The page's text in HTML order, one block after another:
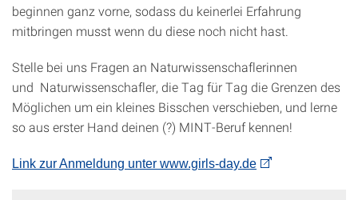
beginnen ganz vorne, sodass du keinerlei Erfahrung
mitbringen musst wenn du diese noch nicht hast.
Stelle bei uns Fragen an Naturwissenschaflerinnen
und Naturwissenschafler, die Tag für Tag die Grenzen des
Möglichen um ein kleines Bisschen verschieben, und lerne
so aus erster Hand deinen (?) MINT-Beruf kennen!
Link zur Anmeldung unter www.girls-day.de